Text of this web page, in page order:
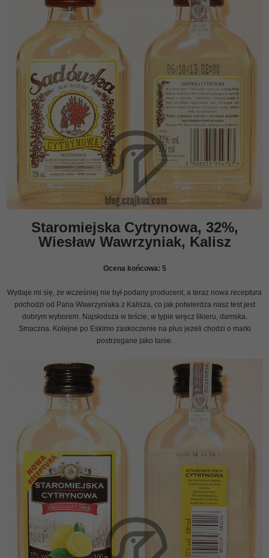
Staromiejska Cytrynowa, 32%,
Wiesław Wawrzyniak, Kalisz
Ocena końcowa: 5
Wydaje mi się, że wcześniej nie był podany producent, a teraz nowa receptura
pochodzi od Pana Wawrzyniaka z Kalisza, co jak potwierdza nasz test jest
dobrym wyborem. Najsłodsza w teście, w typie wręcz likieru, damska.
Smaczna. Kolejne po Eskimo zaskoczenie na plus jeżeli chodzi o marki
postrzegane jako tanie.